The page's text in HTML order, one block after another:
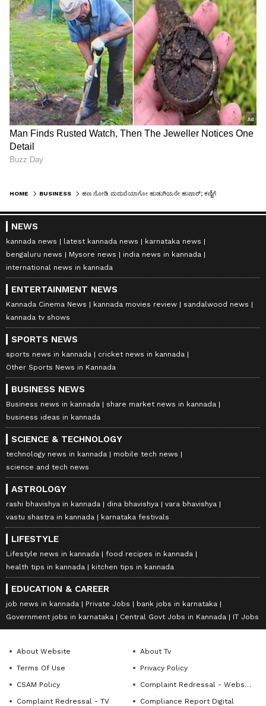
HOME BUSINESS
NEWS
kannada news latest kannada news
karnataka news
bengaluru news
Mysore news
india news in kannada
international news in kannada
ENTERTAINMENT NEWS
Kannada Cinema News kannada movies review
sandalwood news
kannada tv shows
SPORTS NEWS
sports news in kannada
cricket news in kannada
Other Sports News in Kannada
BUSINESS NEWS
Business news in kannada
share market news in kannada
business ideas in kannada
SCIENCE & TECHNOLOGY
technology news in kannada
mobile tech news
science and tech news
ASTROLOGY
rashi bhavishya in kannada dina bhavishya
vara bhavishya
vastu shastra in kannada
karnataka festivals
LIFESTYLE
Lifestyle news in kannada
food recipes in kannada
health tips in kannada
kitchen tips in kannada
EDUCATION & CAREER
job news in kannada Private Jobs
bank jobs in karnataka
Government jobs in karnataka
Central Govt Jobs in Kannada IT Jobs
About Website
About Tv
Terms Of Use
Privacy Policy
CSAM Policy
Complaint Redressal - Website
Complaint Redressal - TV
Compliance Report Digital